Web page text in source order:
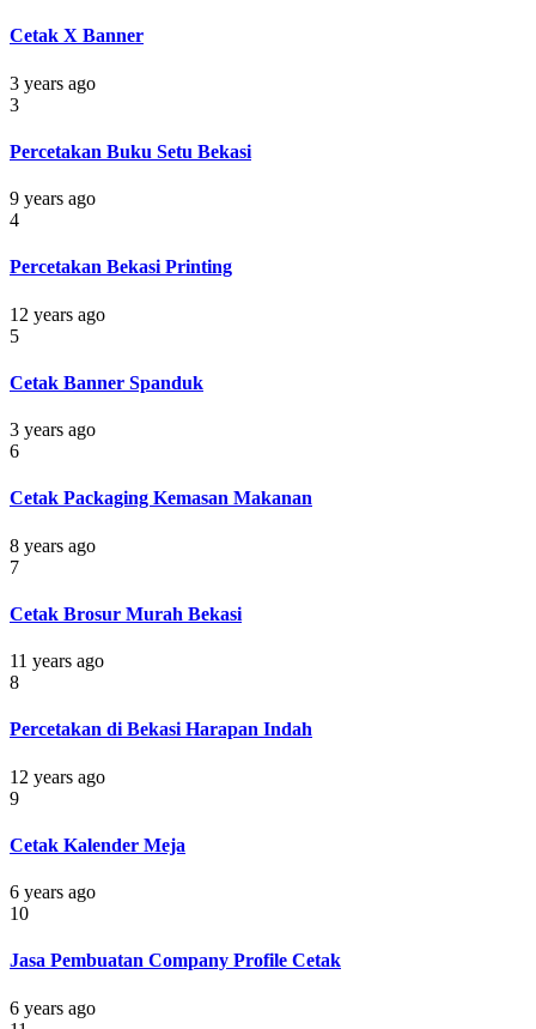
Cetak X Banner
3 years ago
3
Percetakan Buku Setu Bekasi
9 years ago
4
Percetakan Bekasi Printing
12 years ago
5
Cetak Banner Spanduk
3 years ago
6
Cetak Packaging Kemasan Makanan
8 years ago
7
Cetak Brosur Murah Bekasi
11 years ago
8
Percetakan di Bekasi Harapan Indah
12 years ago
9
Cetak Kalender Meja
6 years ago
10
Jasa Pembuatan Company Profile Cetak
6 years ago